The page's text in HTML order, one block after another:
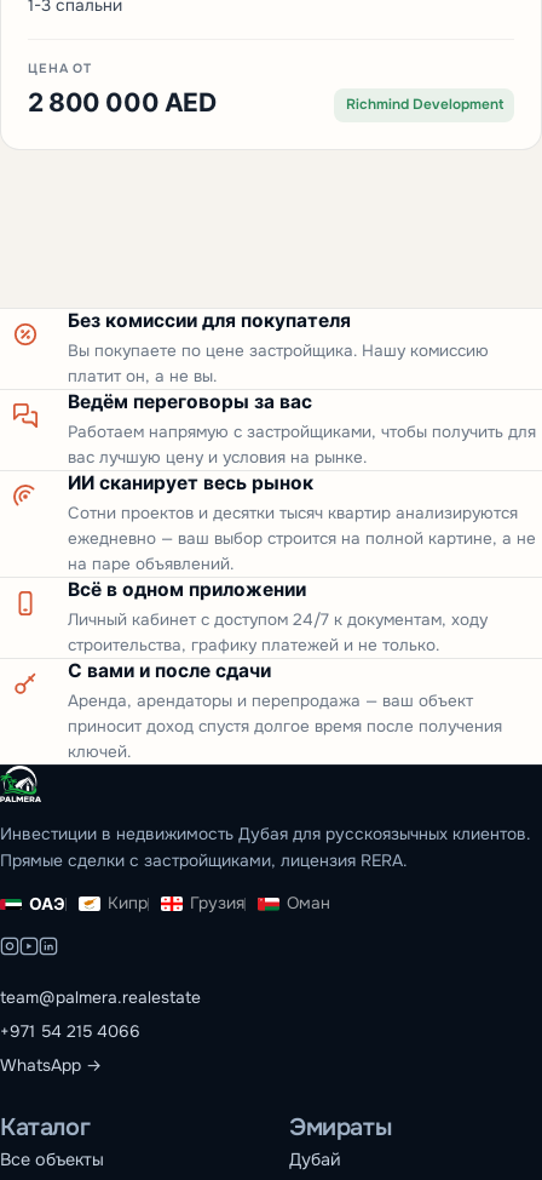
1-3 спальни
ЦЕНА ОТ
2 800 000 AED Richmind Development
Без комиссии для покупателя
Вы покупаете по цене застройщика. Нашу комиссию
платит он, а не вы.
Ведём переговоры за вас
Работаем напрямую с застройщиками, чтобы получить для
вас лучшую цену и условия на рынке.
ИИ сканирует весь рынок
Сотни проектов и десятки тысяч квартир анализируются
ежедневно — ваш выбор строится на полной картине, а не
на паре объявлений.
Всё в одном приложении
Личный кабинет с доступом 24/7 к документам, ходу
строительства, графику платежей и не только.
С вами и после сдачи
Аренда, арендаторы и перепродажа — ваш объект
приносит доход спустя долгое время после получения
ключей.
Инвестиции в недвижимость Дубая для русскоязычных клиентов.
Прямые сделки с застройщиками, лицензия RERA.
ОАЭ Кипр Грузия Оман
team@palmera.realestate
+971 54 215 4066
WhatsApp →
Каталог
Все объекты
Эмираты
Дубай